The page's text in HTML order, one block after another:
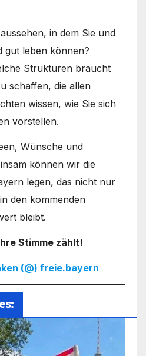
in dem Sie und
gut leben können?
Strukturen braucht
schaffen, die allen
wissen, wie Sie sich
vorstellen.
Wünsche und
können wir die
legen, das nicht nur
den kommenden
bleibt.
Stimme zählt!
(@) freie.bayern